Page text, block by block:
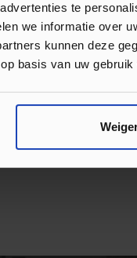
te
we informatie over
kunnen deze
basis van uw
in Kampen
al je